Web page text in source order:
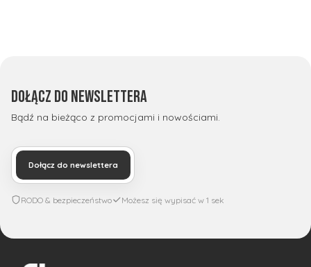
Dołącz do newslettera
Bądź na bieżąco z promocjami i nowościami.
Dołącz do newslettera
RODO & bezpieczeństwo Możesz się wypisać w 1 sek